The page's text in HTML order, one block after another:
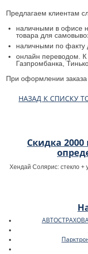
Предлагаем клиентам
наличными в офисе
товара для
наличными по факту
онлайн переводом.
Газпромбанка,
При оформлении заказа
НАЗАД К СПИСКУ
Скидка 2000
Хендай Солярис: стекло +